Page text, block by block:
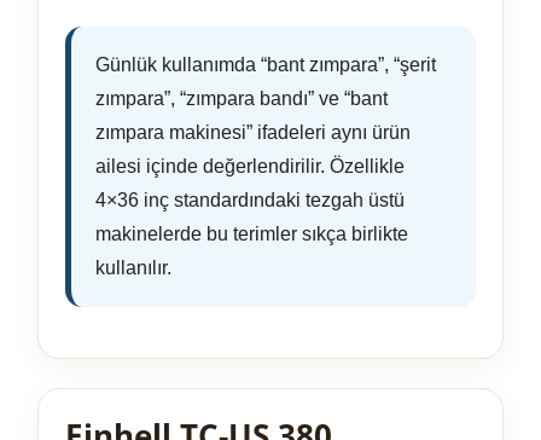
Günlük kullanımda “bant zımpara”, “şerit
zımpara”, “zımpara bandı” ve “bant
zımpara makinesi” ifadeleri aynı ürün
ailesi içinde değerlendirilir. Özellikle
4×36 inç standardındaki tezgah üstü
makinelerde bu terimler sıkça birlikte
kullanılır.